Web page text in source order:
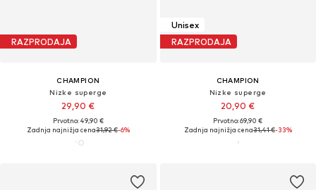
RAZPRODAJA
CHAMPION
Nizke superge
29,90 €
Prvotno: 49,90 €
Zadnja najnižja cena31,92 €-6%
Unisex
RAZPRODAJA
CHAMPION
Nizke superge
20,90 €
Prvotno: 69,90 €
Zadnja najnižja cena31,41 €-33%